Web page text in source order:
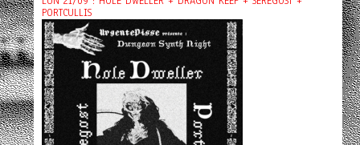
PORTCULLIS